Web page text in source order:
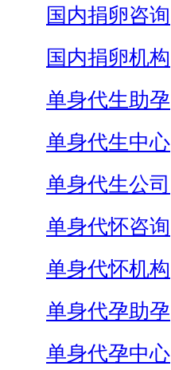
国内捐卵咨询
国内捐卵机构
单身代生助孕
单身代生中心
单身代生公司
单身代怀咨询
单身代怀机构
单身代孕助孕
单身代孕中心